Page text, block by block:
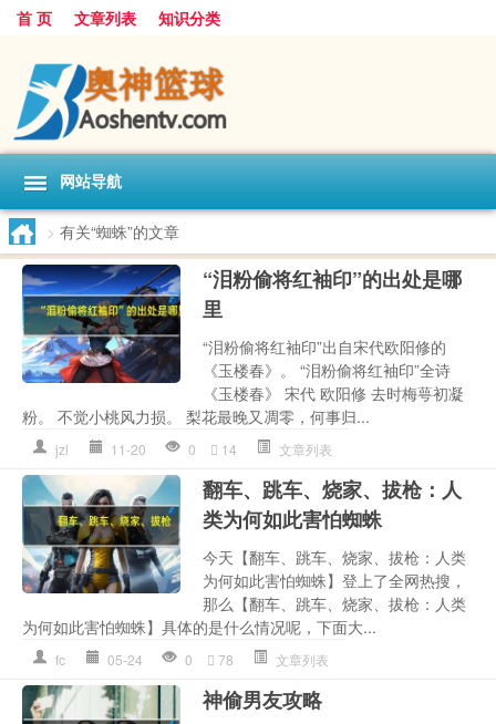
首 页 文章列表 知识分类
网站导航
> 有关“蜘蛛”的文章
“泪粉偷将红袖印”的出处是哪
里
“泪粉偷将红袖印”出自宋代欧阳修的
《玉楼春》。 “泪粉偷将红袖印”全诗
《玉楼春》 宋代 欧阳修 去时梅萼初凝
粉。 不觉小桃风力损。 梨花最晚又凋零，何事归...
jzl 11-20 0 14 文章列表
翻车、跳车、烧家、拔枪：人
类为何如此害怕蜘蛛
今天【翻车、跳车、烧家、拔枪：人类
为何如此害怕蜘蛛】登上了全网热搜，
那么【翻车、跳车、烧家、拔枪：人类
为何如此害怕蜘蛛】具体的是什么情况呢，下面大...
fc 05-24 0 78 文章列表
神偷男友攻略